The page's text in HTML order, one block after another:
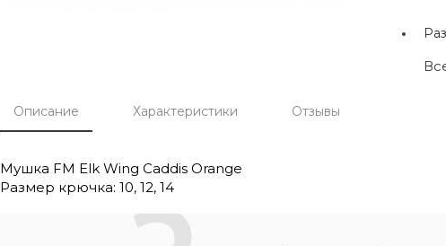
Описание Характеристики Отзывы
Мушка FM Elk Wing Caddis Orange
Размер крючка: 10, 12, 14